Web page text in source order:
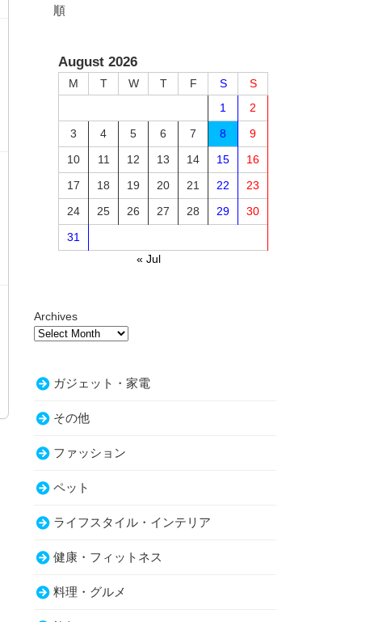
順
August 2026
M T W T F S
S
1
2
3
4 5 6 7 8
9
10
11 12 13 14 15
16
17
18 19 20 21 22
23
24
25 26 27 28 29
30
31
« Jul
Archives
ガジェット・家電
その他
ファッション
ペット
ライフスタイル・インテリア
健康・フィットネス
料理・グルメ